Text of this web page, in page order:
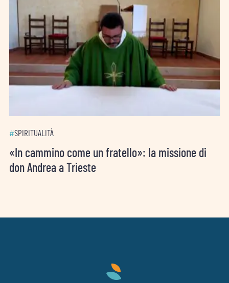
#SPIRITUALITÀ
«In cammino come un fratello»: la missione di
don Andrea a Trieste